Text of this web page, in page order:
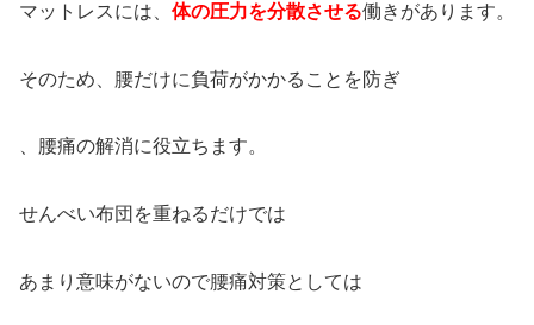
マットレスには、 体の圧力を分散させる働きがあります。
そのため、腰だけに負荷がかかることを防ぎ
、腰痛の解消に役立ちます。
せんべい布団を重ねるだけでは
あまり意味がないので腰痛対策としては